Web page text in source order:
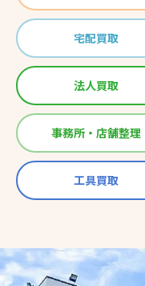
宅配買取
法人買取
事務所・店舗整理
工具買取